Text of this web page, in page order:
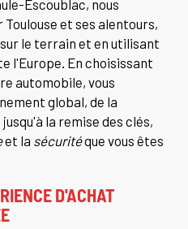
Escoublac, nous
et ses alentours,
le terrain et en utilisant
l'Europe. En choisissant
automobile, vous
global, de la
la remise des clés,
et la sécuritéque vous êtes
D'ACHAT